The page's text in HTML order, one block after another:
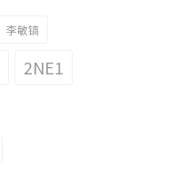
李敏镐
2NE1